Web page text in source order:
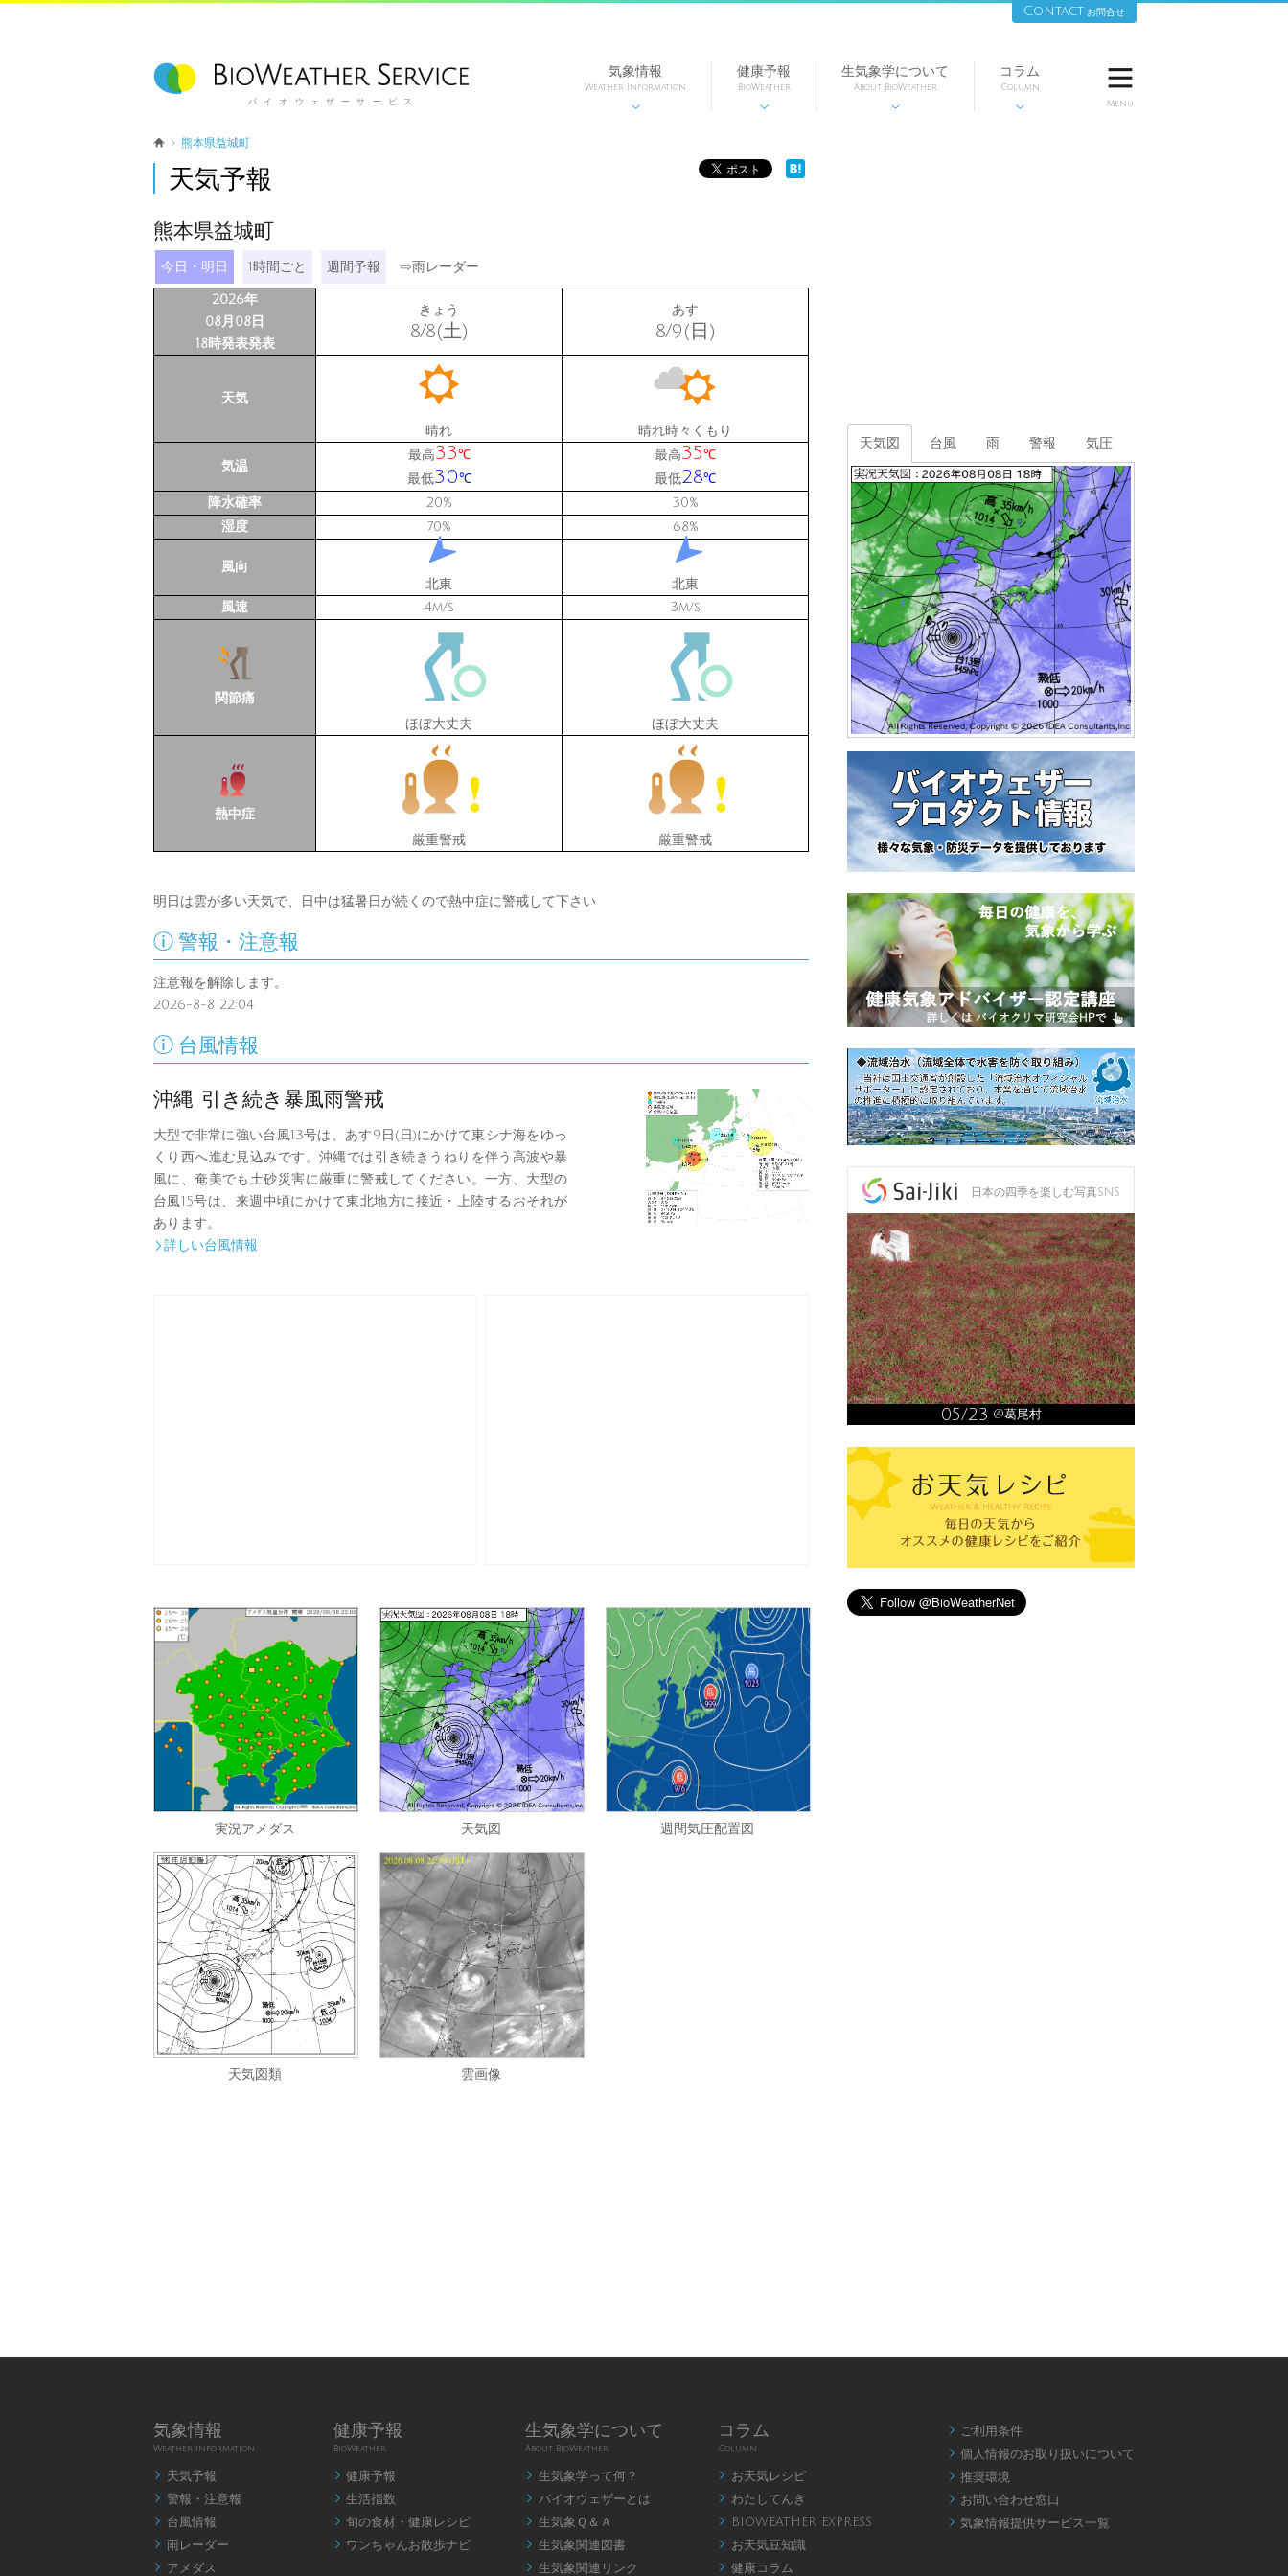
バイオウェザーサービス
気象情報
Weather Information

健康予報
BioWeather

生気象学について
About BioWeather

コラム
Column


Menu
熊本県益城町
天気予報
熊本県益城町
今日・明日 1時間ごと 週間予報 ⇨雨レーダー
2026年
08月08日
18時発表発表
きょう
8/8(土)
あす
8/9(日)
天気
晴れ 晴れ時々くもり
気温
最高33℃
最低30℃
最高35℃
最低28℃
降水確率 20% 30%
湿度 70% 68%
風向
北東
北東
風速
4m/s 3m/s
関節痛
ほぼ大丈夫
ほぼ大丈夫
熱中症
厳重警戒
厳重警戒
明日は雲が多い天気で、日中は猛暑日が続くので熱中症に警戒して下さい
 警報・注意報
注意報を解除します。
2026-8-8 22:04
 台風情報
沖縄 引き続き暴風雨警戒
大型で非常に強い台風13号は、あす9日(日)にかけて東シナ海をゆっ
くり西へ進む見込みです。沖縄では引き続きうねりを伴う高波や暴
風に、奄美でも土砂災害に厳重に警戒してください。一方、大型の
台風15号は、来週中頃にかけて東北地方に接近・上陸するおそれが
あります。
 詳しい台風情報
実況アメダス 天気図 週間気圧配置図
天気図類 雲画像
天気図 台風 雨 警報 気圧
日本の四季を楽しむ写真SNS
05/23 @葛尾村
気象情報
Weather Information
 天気予報
 警報・注意報
 台風情報
 雨レーダー
 アメダス
健康予報
BioWeather
 健康予報
 生活指数
 旬の食材・健康レシピ
 ワンちゃんお散歩ナビ
生気象学について
About BioWeather
 生気象学って何？
 バイオウェザーとは
 生気象Ｑ＆Ａ
 生気象関連図書
 生気象関連リンク
コラム
Column
 お天気レシピ
 わたしてんき
 BIOWEATHER EXPRESS
 お天気豆知識
 健康コラム
 ご利用条件
 個人情報のお取り扱いについて
 推奨環境
 お問い合わせ窓口
 気象情報提供サービス一覧
Contact お問合せ